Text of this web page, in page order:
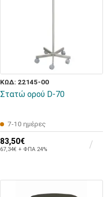
ΚΩΔ: 22145-00
Στατώ ορού D-70
7-10 ημέρες
83,50€
67,34€ + ΦΠΑ 24%